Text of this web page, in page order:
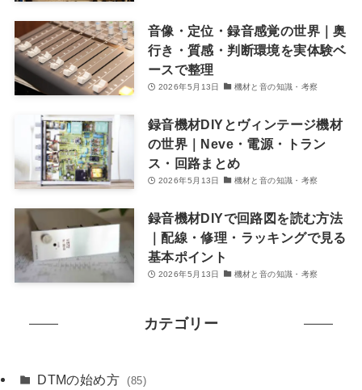
音像・定位・録音感覚の世界｜奥
行き・質感・判断環境を実体験ベ
ースで整理
2026年5月13日 機材と音の知識・考察
録音機材DIYとヴィンテージ機材
の世界｜Neve・電源・トラン
ス・回路まとめ
2026年5月13日 機材と音の知識・考察
録音機材DIYで回路図を読む方法
｜配線・修理・ラッキングで見る
基本ポイント
2026年5月13日 機材と音の知識・考察
カテゴリー
DTMの始め方 (85)